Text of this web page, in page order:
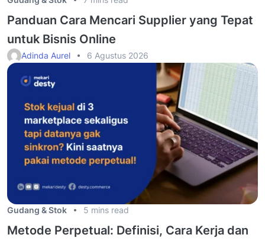
Panduan Cara Mencari Supplier yang Tepat
untuk Bisnis Online
Adinda Aurel 6 Agustus 2026
Gudang & Stok 5 mins read
Metode Perpetual: Definisi, Cara Kerja dan